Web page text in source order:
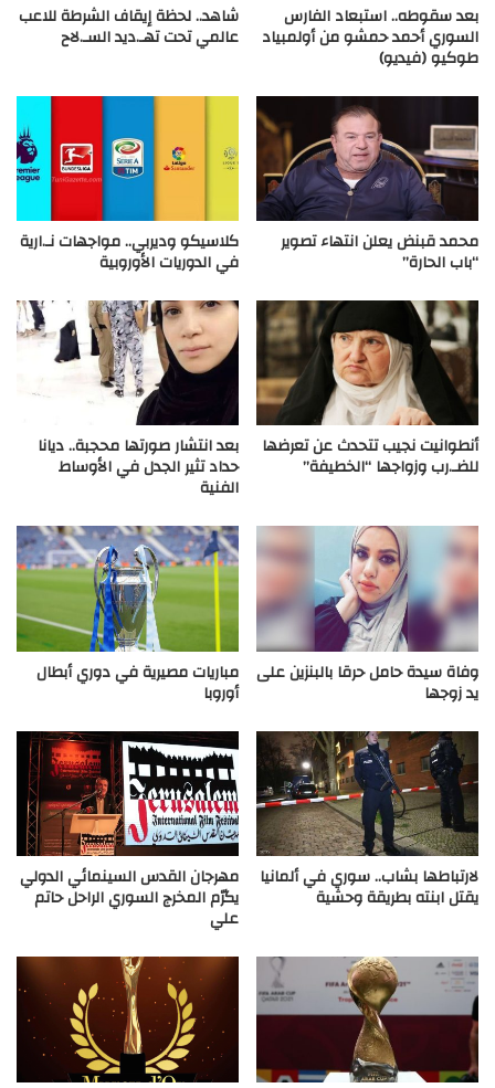
بعد سقوطه.. استبعاد الفارس
السوري أحمد حمشو من أولمبياد
طوكيو (فيديو)
شاهد.. لحظة إيقاف الشرطة للاعب
عالمي تحت تهـ.ديد السـ.لاح
محمد قبنض يعلن انتهاء تصوير
“باب الحارة”
كلاسيكو وديربي.. مواجهات نـ.ارية
في الدوريات الأوروبية
أنطوانيت نجيب تتحدث عن تعرضها
للضـ.رب وزواجها “الخطيفة”
بعد انتشار صورتها محجبة.. ديانا
حداد تثير الجدل في الأوساط
الفنية
وفاة سيدة حامل حرقا بالبنزين على
يد زوجها
مباريات مصيرية في دوري أبطال
أوروبا
لارتباطها بشاب.. سوري في ألمانيا
يقتل ابنته بطريقة وحشية
مهرجان القدس السينمائي الدولي
يكرّم المخرج السوري الراحل حاتم
علي